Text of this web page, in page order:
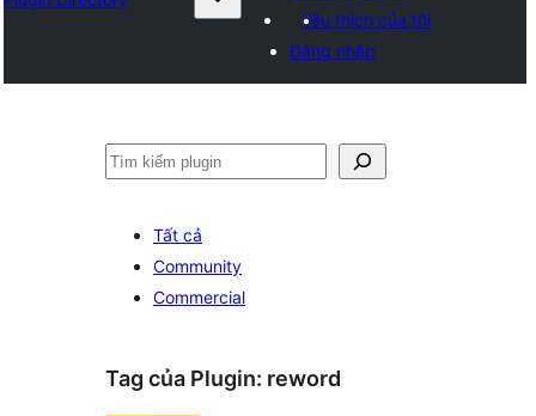
Yêu thích của tôi
Đăng nhập
Tìm
Tất cả
Community
Commercial
Tag của Plugin: reword